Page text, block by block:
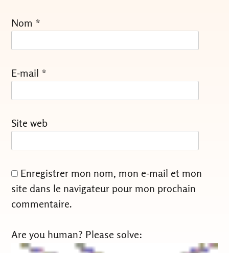
Nom *
E-mail *
Site web
Enregistrer mon nom, mon e-mail et mon
site dans le navigateur pour mon prochain
commentaire.
Are you human? Please solve: